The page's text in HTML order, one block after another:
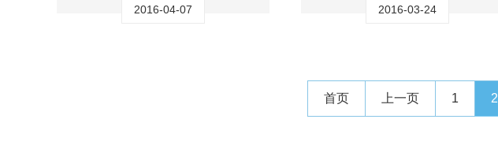
2016-04-07 2016-03-24
首页 上一页 1 2